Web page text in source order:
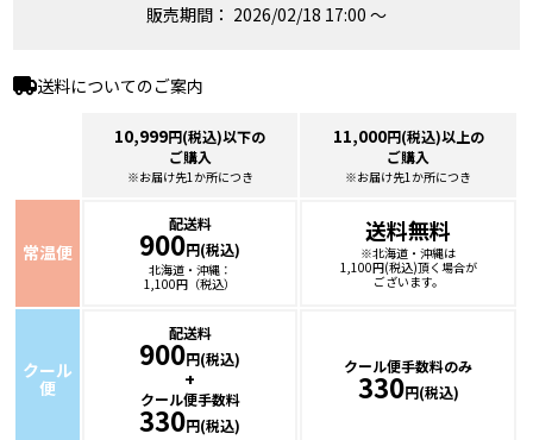
販売期間 2026/02/18 17:00 〜
送料についてのご案内
10,999円(税込)以下の
ご購入
※お届け先1か所につき
11,000円(税込)以上の
ご購入
※お届け先1か所につき
常温便
配送料
900円(税込)
北海道・沖縄：
1,100円（税込）
送料無料
※北海道・沖縄は
1,100円(税込)頂く場合が
ございます。
クール
便
配送料
900円(税込)
+
クール便手数料
330円(税込)
クール便手数料のみ
330円(税込)